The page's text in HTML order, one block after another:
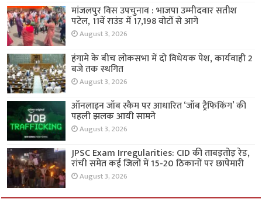
मांजलपुर विस उपचुनाव : भाजपा उम्मीदवार सतीश
पटेल, 11वें राउंड में 17,198 वोटों से आगे
August 3, 2026
हंगामे के बीच लोकसभा में दो विधेयक पेश, कार्यवाही 2
बजे तक स्थगित
August 3, 2026
ऑनलाइन जॉब स्कैम पर आधारित ‘जॉब ट्रैफिकिंग’ की
पहली झलक आयी सामने
August 3, 2026
JPSC Exam Irregularities: CID की ताबड़तोड़ रेड,
रांची समेत कई जिलों में 15-20 ठिकानों पर छापेमारी
August 3, 2026